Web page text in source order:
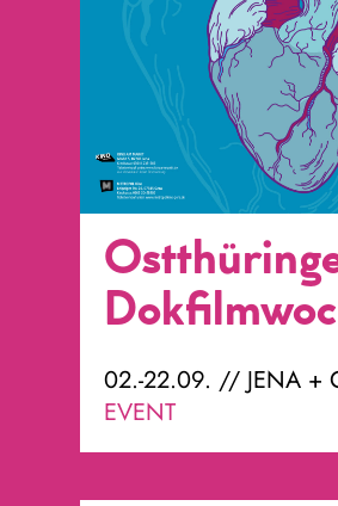
02.-22.09. // JENA +
EVENT